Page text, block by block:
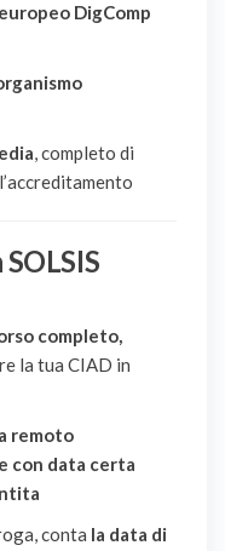
DigComp
, completo di
completo,
la tua CIAD in
remoto
con data certa
conta la data di